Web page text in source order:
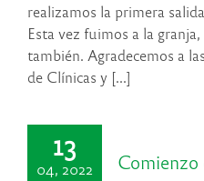
realizamos la primera
Esta vez fuimos a la
también. Agradecemos a
de Clínicas y [...]
13
04, 2022 Comienzo